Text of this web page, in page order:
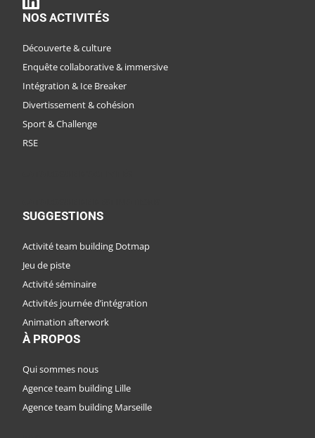
NOS ACTIVITÉS
Découverte & culture
Enquête collaborative & immersive
Intégration & Ice Breaker
Divertissement & cohésion
Sport & Challenge
RSE
SUGGESTIONS
Activité team building Dotmap
Jeu de piste
Activité séminaire
Activités journée d’intégration
Animation afterwork
À PROPOS
Qui sommes nous
Agence team building Lille
Agence team building Marseille